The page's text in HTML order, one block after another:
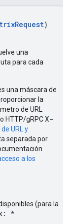
)
una
para cada
una máscara de
la
de URL
HTTP/gRPCX-
URL y
separada por
a los
(para la
*